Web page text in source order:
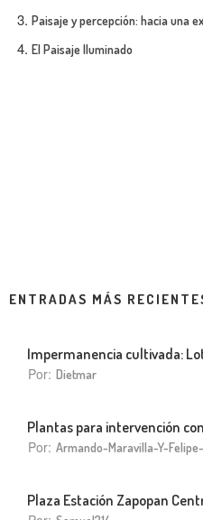
Paisaje y percepción: hacia una
El Paisaje Iluminado
ENTRADAS MÁS
Impermanencia cultivada:
Por: Dietmar
Plantas para intervención
Por: Armando-Maravilla-Y-
Plaza Estación Zapopan